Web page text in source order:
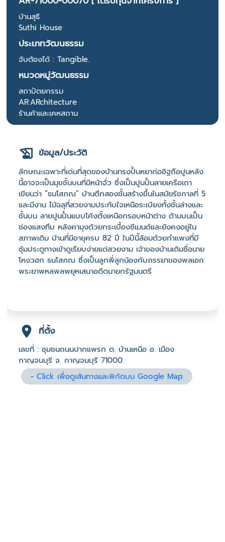
บ้านสุธี
Suthi House
ประเภทวัฒนธรรม
จับต้องได้ : Tangible.
หมวดหมู่วัฒนธรรม
สถาปัตยกรรม
AR:ARchitecture
ร้านค้าและเคหสถาน
ข้อมูล/ประวัติ
ลักษณะเฉพาะที่เด่นที่สุดของบ้านทรงปั้นหยาก่ออิฐถือปูนหลัง
นี้อาจจะเป็นมุขชั้นบนที่มีหน้าจั่ว ซึ่งเป็นปูนปั้นลายเครือเถา
เขียนว่า “ธนโสภณ” บ้านตึกสองชั้นสร้างขึ้นในสมัยรัชกาลที่ 5
และมีงาน ไม้ฉลุที่สวยงามประทับใจเหนือระเบียงทั้งชั้นล่างและ
ชั้นบน ลายปูนปั้นแบบโค้งตั้งเหนือกรอบหน้าต่าง ด้านบนเป็น
ช่องแสงทึบ หลังคามุงด้วยกระเบื้องซีเมนต์และยังคงอยู่ใน
สภาพเดิม บ้านที่มีอายุครบ 82 ปี ในปีนี้ล้อมด้วยกำแพงที่มี
ซุ้มประตูทางเข้าดูเรียบง่ายแต่สวยงาม เจ้าของบ้านเดิมชื่อนาย
โหงวฮก ธนโสภณ ซึ่งเป็นลูกพี่ลูกน้องกับภรรยาของพลเอก
พระยาพหลพลพยุหเสนาอดีตนายกรัฐมนตรี
ที่ตั้ง
เลขที่ : ชุมชนถนนปากแพรก ต. บ้านเหนือ อ. เมือง
กาญจนบุรี จ. กาญจนบุรี 71000
-Click เพื่อดูเส้นทางและพิกัดบน Google Map